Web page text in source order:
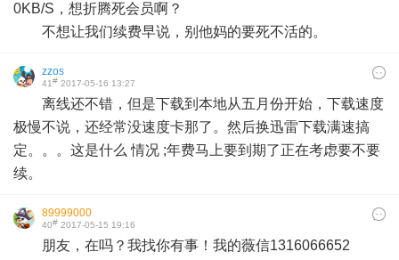
0KB/S，想折腾死会员啊？
不想让我们续费早说，别他妈的要死不活的。
zzos
41# 2017-05-16 13:27
离线还不错，但是下载到本地从五月份开始，下载速度
极慢不说，还经常没速度卡那了。然后换迅雷下载满速搞
定。。。这是什么 情况 ;年费马上要到期了正在考虑要不要
续。
89999000
40# 2017-05-15 19:16
朋友，在吗？我找你有事！我的薇信1316066652